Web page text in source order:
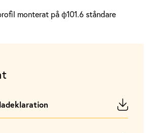
monterat på ф101.6 ståndare